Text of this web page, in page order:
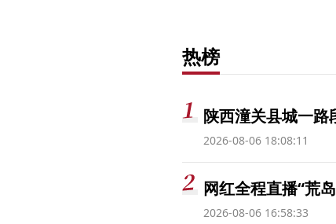
热榜
陕西潼关县城一路
2026-08-06 18:08:11
网红全程直播“荒
2026-08-06 16:58:33